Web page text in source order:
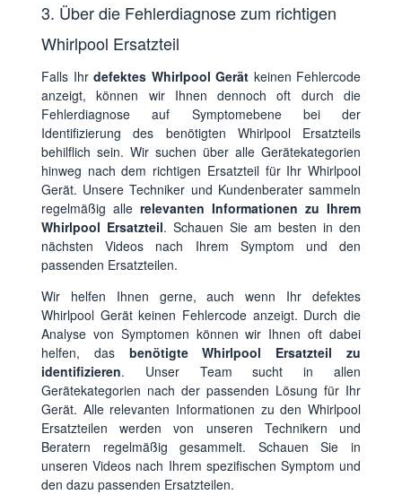
3. Über die Fehlerdiagnose zum richtigen
Whirlpool Ersatzteil
Falls Ihr defektes Whirlpool Gerät keinen Fehlercode
anzeigt, können wir Ihnen dennoch oft durch die
Fehlerdiagnose auf Symptomebene bei der
Identifizierung des benötigten Whirlpool Ersatzteils
behilflich sein. Wir suchen über alle Gerätekategorien
hinweg nach dem richtigen Ersatzteil für Ihr Whirlpool
Gerät. Unsere Techniker und Kundenberater sammeln
regelmäßig alle relevanten Informationen zu Ihrem
Whirlpool Ersatzteil. Schauen Sie am besten in den
nächsten Videos nach Ihrem Symptom und den
passenden Ersatzteilen.
Wir helfen Ihnen gerne, auch wenn Ihr defektes
Whirlpool Gerät keinen Fehlercode anzeigt. Durch die
Analyse von Symptomen können wir Ihnen oft dabei
helfen, das benötigte Whirlpool Ersatzteil zu
identifizieren. Unser Team sucht in allen
Gerätekategorien nach der passenden Lösung für Ihr
Gerät. Alle relevanten Informationen zu den Whirlpool
Ersatzteilen werden von unseren Technikern und
Beratern regelmäßig gesammelt. Schauen Sie in
unseren Videos nach Ihrem spezifischen Symptom und
den dazu passenden Ersatzteilen.